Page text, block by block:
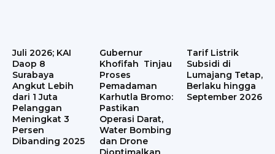
Juli 2026; KAI
Daop 8
Surabaya
Angkut Lebih
dari 1 Juta
Pelanggan
Meningkat 3
Persen
Dibanding 2025
Gubernur
Khofifah Tinjau
Proses
Pemadaman
Karhutla Bromo:
Pastikan
Operasi Darat,
Water Bombing
dan Drone
Tarif Listrik
Subsidi di
Lumajang Tetap,
Berlaku hingga
September 2026